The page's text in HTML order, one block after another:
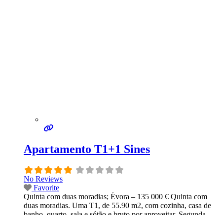
Apartamento T1+1 Sines
No Reviews
Favorite
Quinta com duas moradias; Évora – 135 000 € Quinta com
duas moradias. Uma T1, de 55.90 m2, com cozinha, casa de